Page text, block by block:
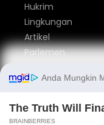
Hukrim
Lingkungan
Artikel
Parlemen
Tentang Kami